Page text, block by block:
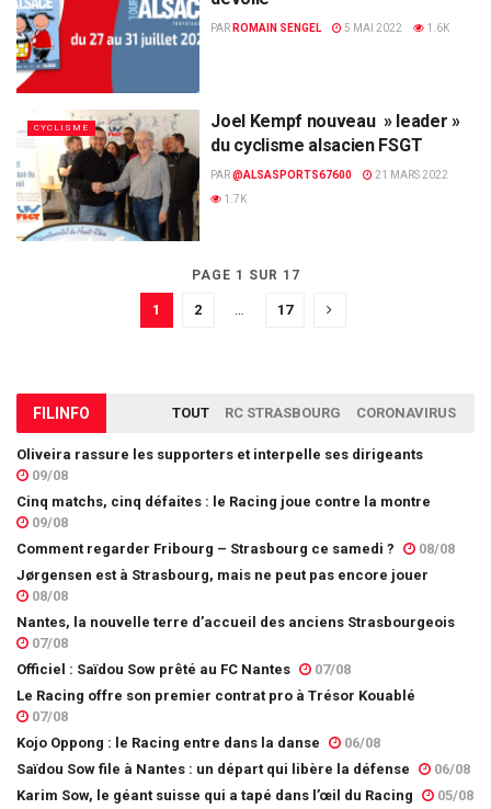
PAR ROMAIN SENGEL 5 MAI 2022 1.6K
CYCLISME
Joel Kempf nouveau » leader »
du cyclisme alsacien FSGT
PAR@ALSASPORTS67600
21 MARS 2022
1.7K
PAGE 1 SUR 17
1 2 17
FIL INFO TOUT RC STRASBOURG CORONAVIRUS
Oliveira rassure les supporters et interpelle ses dirigeants
09/08
Cinq matchs, cinq défaites : le Racing joue contre la montre
09/08
Comment regarder Fribourg – Strasbourg ce samedi ?
08/08
Jørgensen est à Strasbourg, mais ne peut pas encore jouer
08/08
Nantes, la nouvelle terre d’accueil des anciens Strasbourgeois
07/08
Officiel : Saïdou Sow prêté au FC Nantes
07/08
Le Racing offre son premier contrat pro à Trésor Kouablé
07/08
Kojo Oppong : le Racing entre dans la danse
06/08
Saïdou Sow file à Nantes : un départ qui libère la défense
06/08
Karim Sow, le géant suisse qui a tapé dans l’œil du Racing
05/08